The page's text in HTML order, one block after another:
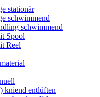
stationär
schwimmend
schwimmend
Spool
Reel
kniend entlüften